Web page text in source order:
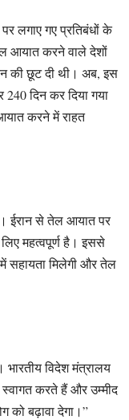
लगाए गए प्रतिबंधों के
आयात करने वाले देशों
की छूट दी थी। अब, इस
दिन कर दिया गया
करने में राहत
ईरान से तेल आयात पर
महत्वपूर्ण है। इससे
सहायता मिलेगी और तेल
भारतीय विदेश मंत्रालय
करते हैं और उम्मीद
को बढ़ावा देगा।”